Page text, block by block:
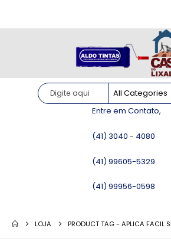
Entre em Contato,
(41) 3040 - 4080
(41) 99605-5329
(41) 99956-0598
LOJA PRODUCT TAG -APLICA FACIL